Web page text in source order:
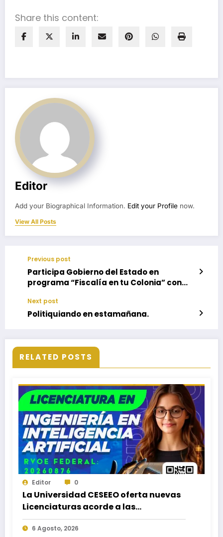
Share this content:
Editor
Add your Biographical Information. Edit your Profile now.
View All Posts
Previous post
Participa Gobierno del Estado en
programa “Fiscalía en tu Colonia” con
seguridad a la población
Next post
Politiquiando en estamañana.
RELATED POSTS
Editor 0
La Universidad CESEEO oferta nuevas
Licenciaturas acorde a las
necesidades educativas de los
egresados de escuelas del nivel medio
6 Agosto, 2026